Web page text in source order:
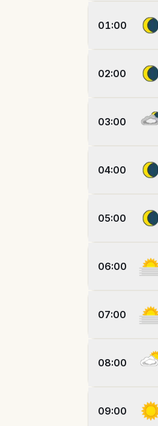
01:00
02:00
03:00
04:00
05:00
06:00
07:00
08:00
09:00